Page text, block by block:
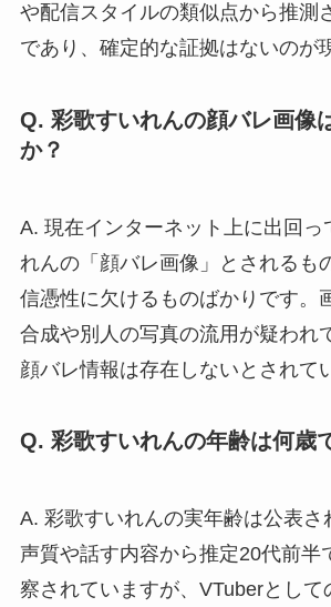
や配信スタイルの類似点から推測
であり、確定的な証拠はないのが
Q. 彩歌すいれんの顔バレ画像
か？
A. 現在インターネット上に出回っ
れんの「顔バレ画像」とされるも
信憑性に欠けるものばかりです。
合成や別人の写真の流用が疑われ
顔バレ情報は存在しないとされて
Q. 彩歌すいれんの年齢は何歳
A. 彩歌すいれんの実年齢は公表さ
声質や話す内容から推定20代前半
察されていますが、VTuberとして